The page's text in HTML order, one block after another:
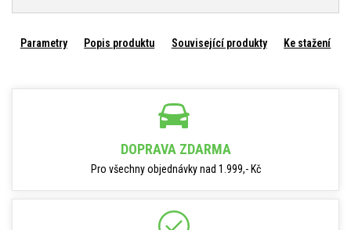
Parametry Popis produktu Související produkty Ke stažení
DOPRAVA ZDARMA
Pro všechny objednávky nad 1.999,- Kč